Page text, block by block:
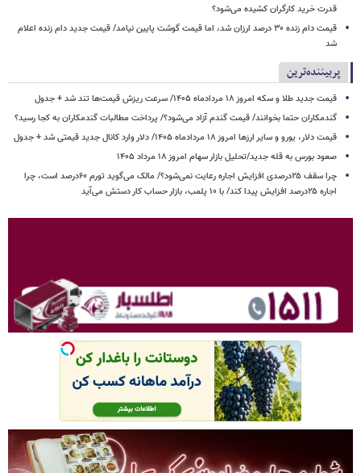
قدرت خرید کارگران کشیده می‌شود؟
قیمت دام زنده ۳۰ درصد ارزان شد، اما قیمت گوشت پایین نیامد/ قیمت جدید دام زنده اعلام
شد
پربیننده‌ترین
قیمت جدید طلا و سکه امروز ۱۸ مردادماه ۱۴۰۵/ سرعت ریزش قیمت‌ها تند شد + جدول
گندمکاران حتما بخوانند/ قیمت گندم آزاد می‌شود؟/ پرداخت مطالبات گندمکاران به کجا رسید؟
قیمت دلار، یورو و سایر ارزها امروز ۱۸ مردادماه ۱۴۰۵/ دلار وارد کانال جدید قیمتی شد + جدول
صعود بورس به قله جدید/تحلیل بازار سهام امروز ۱۸ مرداد ۱۴۰۵
چرا سقف ۲۵درصدی افزایش اجاره رعایت نمی‌شود؟/ مالک می‌گوید تورم ۶۰درصد است، چرا
اجاره ۲۵درصد افزایش پیدا کند/ با ۱۰ پلمب، بازار حساب کار دستش می‌آید